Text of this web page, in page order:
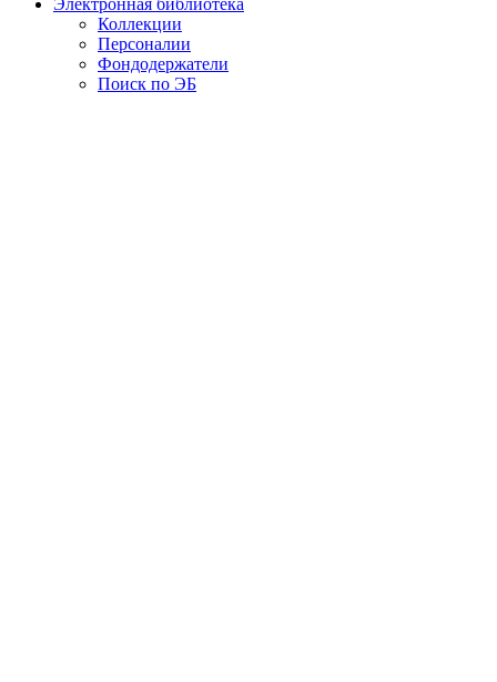
Электронная библиотека
Коллекции
Персоналии
Фондодержатели
Поиск по ЭБ